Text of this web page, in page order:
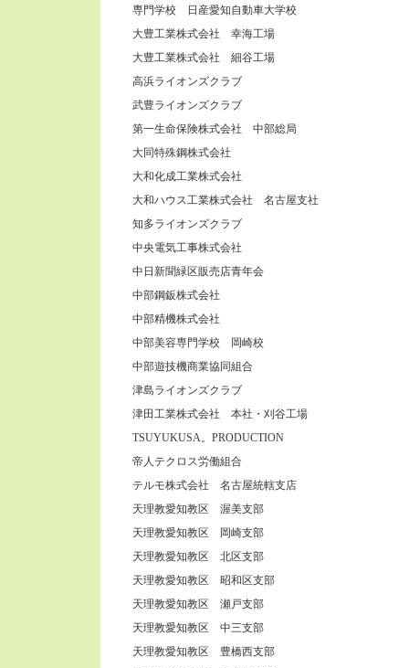
専門学校 日産愛知自動車大学校
大豊工業株式会社 幸海工場
大豊工業株式会社 細谷工場
高浜ライオンズクラブ
武豊ライオンズクラブ
第一生命保険株式会社 中部総局
大同特殊鋼株式会社
大和化成工業株式会社
大和ハウス工業株式会社 名古屋支社
知多ライオンズクラブ
中央電気工事株式会社
中日新聞緑区販売店青年会
中部鋼鈑株式会社
中部精機株式会社
中部美容専門学校 岡崎校
中部遊技機商業協同組合
津島ライオンズクラブ
津田工業株式会社 本社・刈谷工場
TSUYUKUSA。PRODUCTION
帝人テクロス労働組合
テルモ株式会社 名古屋統轄支店
天理教愛知教区 渥美支部
天理教愛知教区 岡崎支部
天理教愛知教区 北区支部
天理教愛知教区 昭和区支部
天理教愛知教区 瀬戸支部
天理教愛知教区 中三支部
天理教愛知教区 豊橋西支部